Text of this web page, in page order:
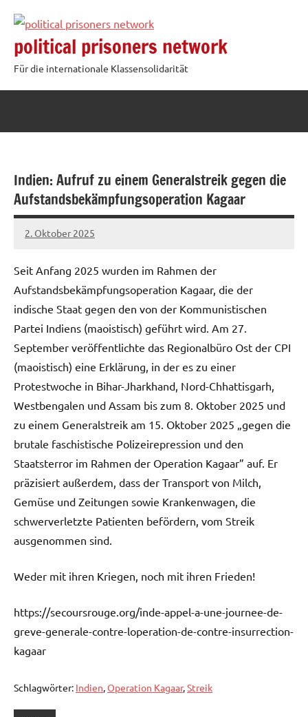
Inhalt
springen
political prisoners network
Für die internationale Klassensolidarität
Indien: Aufruf zu einem Generalstreik gegen die
Aufstandsbekämpfungsoperation Kagaar
2. Oktober 2025
network
Seit Anfang 2025 wurden im Rahmen der
Aufstandsbekämpfungsoperation Kagaar, die der
indische Staat gegen den von der Kommunistischen
Partei Indiens (maoistisch) geführt wird. Am 27.
September veröffentlichte das Regionalbüro Ost der CPI
(maoistisch) eine Erklärung, in der es zu einer
Protestwoche in Bihar-Jharkhand, Nord-Chhattisgarh,
Westbengalen und Assam bis zum 8. Oktober 2025 und
zu einem Generalstreik am 15. Oktober 2025 „gegen die
brutale faschistische Polizeirepression und den
Staatsterror im Rahmen der Operation Kagaar” auf. Er
präzisiert außerdem, dass der Transport von Milch,
Gemüse und Zeitungen sowie Krankenwagen, die
schwerverletzte Patienten befördern, vom Streik
ausgenommen sind.
Weder mit ihren Kriegen, noch mit ihren Frieden!
https://secoursrouge.org/inde-appel-a-une-journee-de-
greve-generale-contre-loperation-de-contre-insurrection-
kagaar
Schlagwörter: Indien,Operation Kagaar,Streik